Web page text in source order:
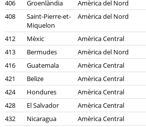
406
Groenlàndia Amèrica del Nord
408
Saint-Pierre-et-
Miquelon
Amèrica del Nord
412 Mèxic Amèrica Central
413
Bermudes Amèrica del Nord
416
Guatemala Amèrica Central
421
Belize Amèrica Central
424
Hondures Amèrica Central
428
El Salvador Amèrica Central
432
Nicaragua Amèrica Central